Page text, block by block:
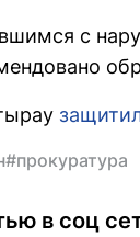
с
#прокуратура
в соц